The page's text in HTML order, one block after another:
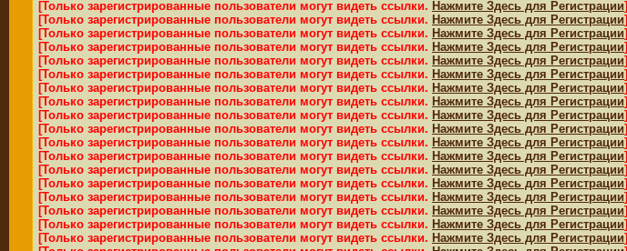
[Только зарегистрированные пользователи могут видеть ссылки. Нажмите Здесь для Регистрации]
[Только зарегистрированные пользователи могут видеть ссылки. Нажмите Здесь для Регистрации]
[Только зарегистрированные пользователи могут видеть ссылки. Нажмите Здесь для Регистрации]
[Только зарегистрированные пользователи могут видеть ссылки. Нажмите Здесь для Регистрации]
[Только зарегистрированные пользователи могут видеть ссылки. Нажмите Здесь для Регистрации]
[Только зарегистрированные пользователи могут видеть ссылки. Нажмите Здесь для Регистрации]
[Только зарегистрированные пользователи могут видеть ссылки. Нажмите Здесь для Регистрации]
[Только зарегистрированные пользователи могут видеть ссылки. Нажмите Здесь для Регистрации]
[Только зарегистрированные пользователи могут видеть ссылки. Нажмите Здесь для Регистрации]
[Только зарегистрированные пользователи могут видеть ссылки. Нажмите Здесь для Регистрации]
[Только зарегистрированные пользователи могут видеть ссылки. Нажмите Здесь для Регистрации]
[Только зарегистрированные пользователи могут видеть ссылки. Нажмите Здесь для Регистрации]
[Только зарегистрированные пользователи могут видеть ссылки. Нажмите Здесь для Регистрации]
[Только зарегистрированные пользователи могут видеть ссылки. Нажмите Здесь для Регистрации]
[Только зарегистрированные пользователи могут видеть ссылки. Нажмите Здесь для Регистрации]
[Только зарегистрированные пользователи могут видеть ссылки. Нажмите Здесь для Регистрации]
[Только зарегистрированные пользователи могут видеть ссылки. Нажмите Здесь для Регистрации]
[Только зарегистрированные пользователи могут видеть ссылки. Нажмите Здесь для Регистрации]